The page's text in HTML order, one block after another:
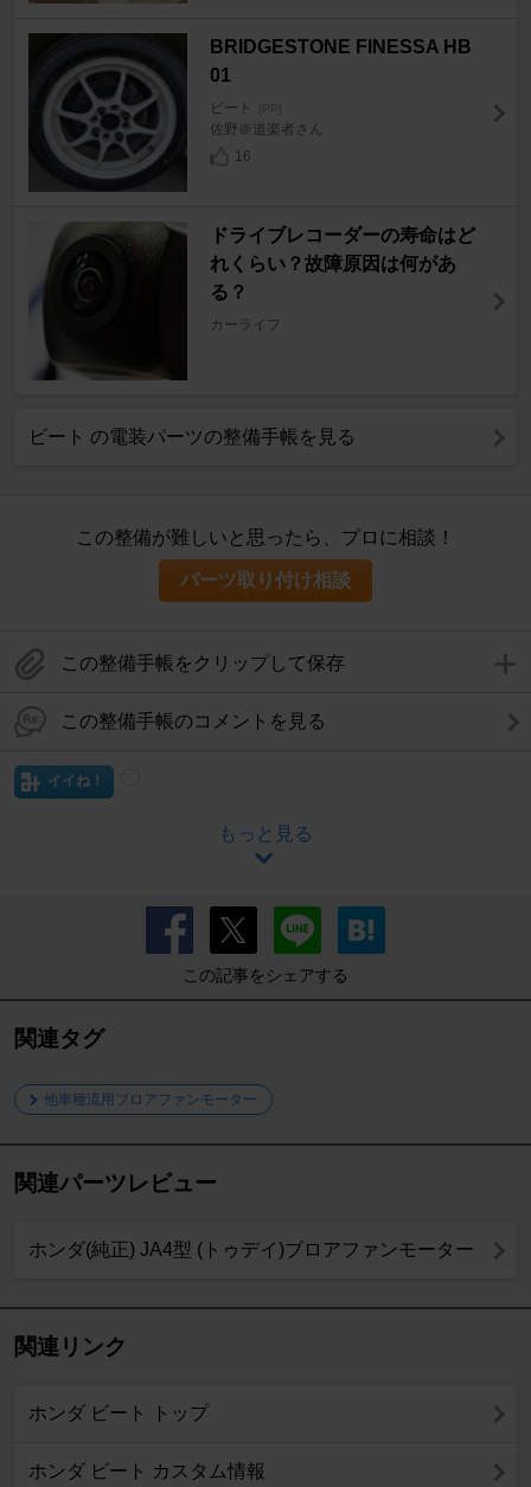
BRIDGESTONE FINESSA HB
01
ビート [PP]
佐野＠道楽者さん
16
ドライブレコーダーの寿命はど
れくらい？故障原因は何があ
る？
カーライフ
ビート の電装パーツの整備手帳を見る
この整備が難しいと思ったら、プロに相談！
パーツ取り付け相談
この整備手帳をクリップして保存
この整備手帳のコメントを見る
イイね！
もっと見る
この記事をシェアする
関連タグ
他車種流用ブロアファンモーター
関連パーツレビュー
ホンダ(純正) JA4型 (トゥデイ)ブロアファンモーター
関連リンク
ホンダ ビート トップ
ホンダ ビート カスタム情報